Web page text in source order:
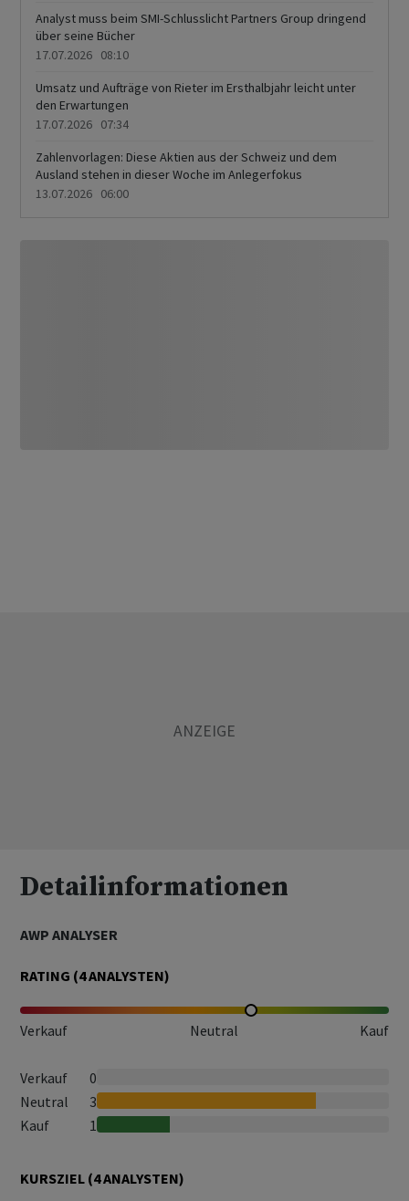
Analyst muss beim SMI-Schlusslicht Partners Group dringend
über seine Bücher
17.07.2026 08:10
Umsatz und Aufträge von Rieter im Ersthalbjahr leicht unter
den Erwartungen
17.07.2026 07:34
Zahlenvorlagen: Diese Aktien aus der Schweiz und dem
Ausland stehen in dieser Woche im Anlegerfokus
13.07.2026 06:00
Detailinformationen
AWP ANALYSER
RATING (4ANALYSTEN)
Verkauf Neutral Kauf
Verkauf
0
Neutral
3
Kauf
1
KURSZIEL (4ANALYSTEN)